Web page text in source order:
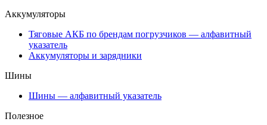
Аккумуляторы
Тяговые АКБ по брендам погрузчиков — алфавитный
указатель
Аккумуляторы и зарядники
Шины
Шины — алфавитный указатель
Полезное